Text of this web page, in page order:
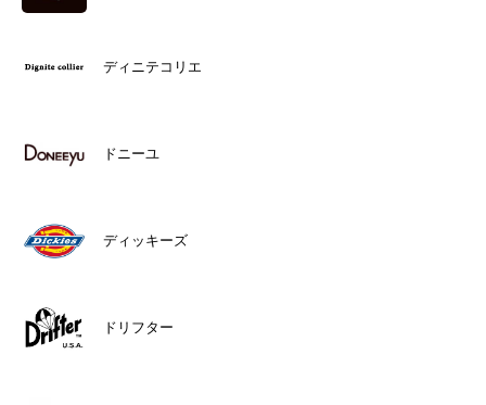
ディニテコリエ
ドニーユ
ディッキーズ
ドリフター